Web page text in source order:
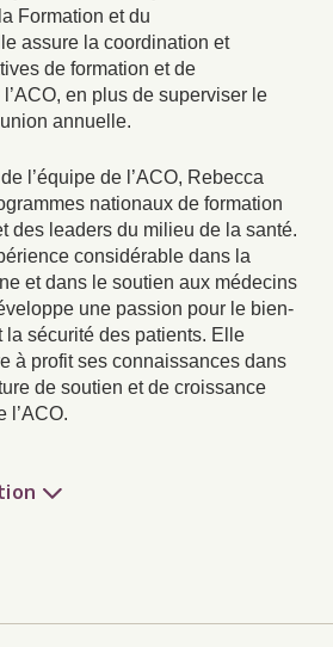
Formation et du
assure la coordination et
de formation et de
en plus de superviser le
annuelle.
l’équipe de l’ACO, Rebecca
nationaux de formation
des leaders du milieu de la santé.
considérable dans la
et dans le soutien aux médecins
une passion pour le bien-
la sécurité des patients. Elle
à profit ses connaissances dans
de soutien et de croissance
l’ACO.